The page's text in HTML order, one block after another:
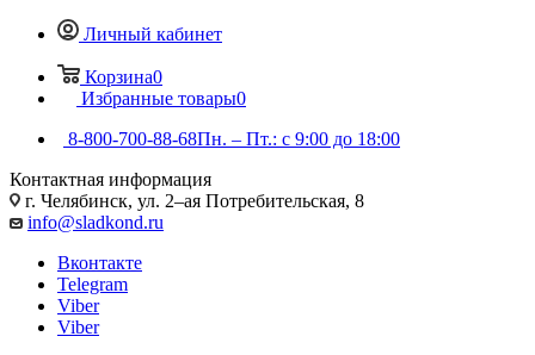
Личный кабинет
Корзина0
Избранные товары0
8-800-700-88-68Пн. – Пт.: с 9:00 до 18:00
Контактная информация
г. Челябинск, ул. 2–ая Потребительская, 8
info@sladkond.ru
Вконтакте
Telegram
Viber
Viber